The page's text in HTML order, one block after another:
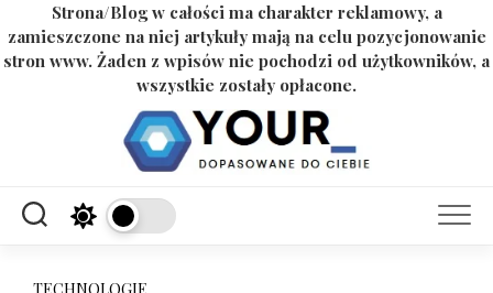
Strona/Blog w całości ma charakter reklamowy, a
zamieszczone na niej artykuły mają na celu pozycjonowanie
stron www. Żaden z wpisów nie pochodzi od użytkowników, a
wszystkie zostały opłacone.